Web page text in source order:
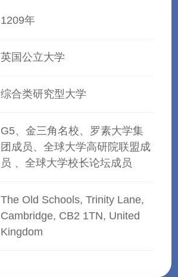
1209年
英国公立大学
综合类研究型大学
G5、金三角名校、罗素大学集
团成员、全球大学高研院联盟成
员 、全球大学校长论坛成员
The Old Schools, Trinity Lane,
Cambridge, CB2 1TN, United
Kingdom